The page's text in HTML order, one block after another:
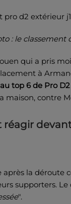
: le classement
qui a pris
à
top 6 de Pro D2
maison, contre
après la déroute
supporters.
".